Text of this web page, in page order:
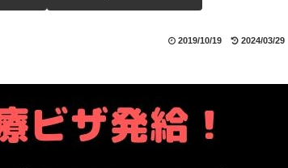
2019/10/19 2024/03/29